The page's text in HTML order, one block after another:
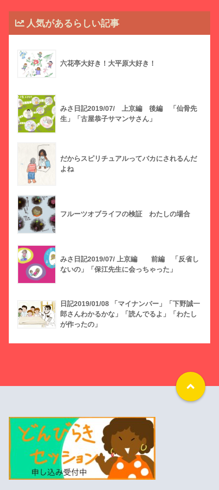
人気があるらしい記事
六花亭大好き！大平原大好き！
みさ日記2019/07/ 上京編 後編 「仙骨先
生」「古屋恭子サマンサさん」
だからスピリチュアルってバカにされるんだ
よね
フルーツオブライフの検証 わたしの場合
みさ日記2019/07/ 上京編 前編 「反省し
ないの」「保江先生に会っちゃった」
日記2019/01/08 「マイナンバー」「下野誠一
郎さんわかるかな」「読んでるよ」「わたし
が作ったの」